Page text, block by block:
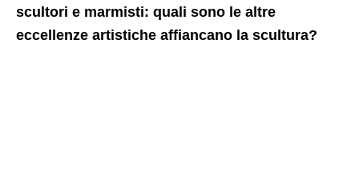
scultori e marmisti: quali sono le altre
eccellenze artistiche affiancano la scultura?